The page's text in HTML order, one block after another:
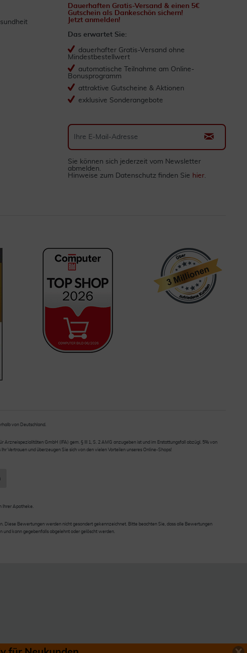
Dauerhaften Gratis-Versand & einen 5€
Gutschein als Dankeschön sichern!
Jetzt anmelden!
Das erwartet Sie:
dauerhafter Gratis-Versand ohne
Mindestbestellwert
automatische Teilnahme am Online-
Bonusprogramm
attraktive Gutscheine & Aktionen
exklusive Sonderangebote
Sie können sich jederzeit vom Newsletter
abmelden.
Hinweise zum Datenschutz finden Sie hier.
von Deutschland.
GmbH (IFA) gem. § III 1, S. 2 AMG anzugeben ist und im Erstattungsfall abzügl. 5% von
Vertrauen und überzeugen Sie sich von den vielen Vorteilen unseres Online-Shops!
Ihrer Apotheke.
Bewertungen werden nicht gesondert gekennzeichnet. Bitte beachten Sie, dass alle Bewertungen
kann gegebenfalls abgelehnt oder gelöscht werden.